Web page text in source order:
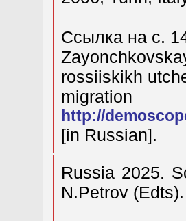
Ссылка на с.
rossiiskikh
http://
[in Russian].
Russia 2025.
N.Petrov